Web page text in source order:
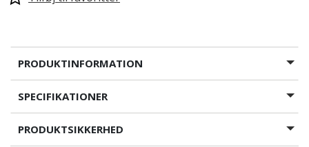
PRODUKTINFORMATION
SPECIFIKATIONER
PRODUKTSIKKERHED